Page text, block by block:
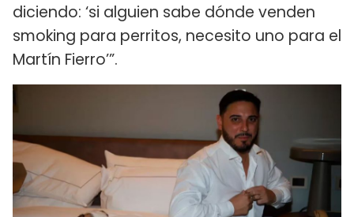
diciendo: ‘si alguien sabe dónde venden
smoking para perritos, necesito uno para el
Martín Fierro’”.